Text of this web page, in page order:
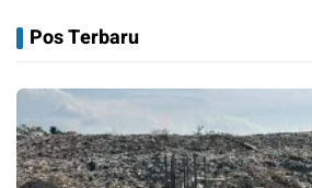
TPA Wonokerto
Pos Terbaru